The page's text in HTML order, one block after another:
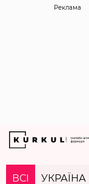
Реклама
ВСІ УКРАЇНА